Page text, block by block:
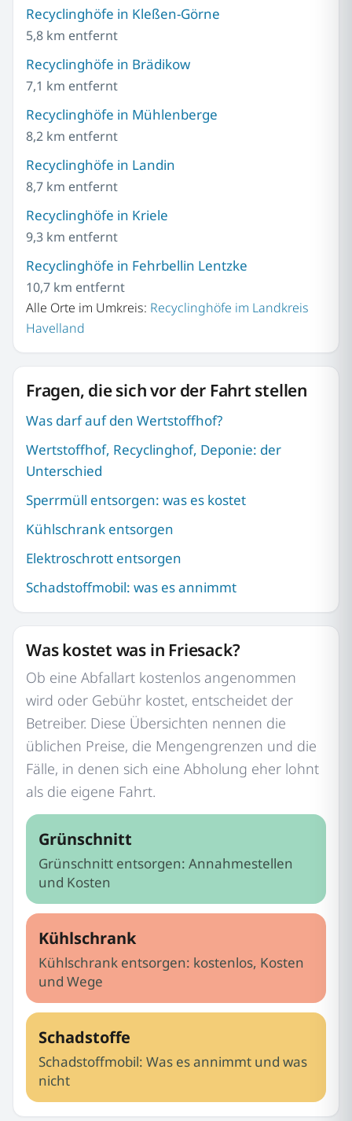
Recyclinghöfe in Kleßen-Görne
5,8 km entfernt
Recyclinghöfe in Brädikow
7,1 km entfernt
Recyclinghöfe in Mühlenberge
8,2 km entfernt
Recyclinghöfe in Landin
8,7 km entfernt
Recyclinghöfe in Kriele
9,3 km entfernt
Recyclinghöfe in Fehrbellin Lentzke
10,7 km entfernt
Alle Orte im Umkreis: Recyclinghöfe im Landkreis
Havelland
Fragen, die sich vor der Fahrt stellen
Was darf auf den Wertstoffhof?
Wertstoffhof, Recyclinghof, Deponie: der
Unterschied
Sperrmüll entsorgen: was es kostet
Kühlschrank entsorgen
Elektroschrott entsorgen
Schadstoffmobil: was es annimmt
Was kostet was in Friesack?
Ob eine Abfallart kostenlos angenommen
wird oder Gebühr kostet, entscheidet der
Betreiber. Diese Übersichten nennen die
üblichen Preise, die Mengengrenzen und die
Fälle, in denen sich eine Abholung eher lohnt
als die eigene Fahrt.
Grünschnitt
Grünschnitt entsorgen: Annahmestellen
und Kosten
Kühlschrank
Kühlschrank entsorgen: kostenlos, Kosten
und Wege
Schadstoffe
Schadstoffmobil: Was es annimmt und was
nicht